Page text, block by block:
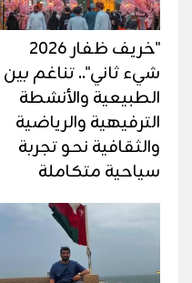
"خريف ظفار 2026
شيء ثاني".. تناغم بين
الطبيعية والأنشطة
الترفيهية والرياضية
والثقافية نحو تجربة
سياحية متكاملة